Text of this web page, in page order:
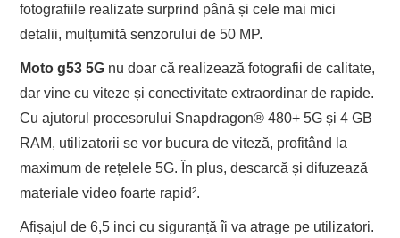
fotografiile realizate surprind până și cele mai mici
detalii, mulțumită senzorului de 50 MP.
Moto g53 5G nu doar că realizează fotografii de calitate,
dar vine cu viteze și conectivitate extraordinar de rapide.
Cu ajutorul procesorului Snapdragon® 480+ 5G și 4 GB
RAM, utilizatorii se vor bucura de viteză, profitând la
maximum de rețelele 5G. În plus, descarcă și difuzează
materiale video foarte rapid².
Afișajul de 6,5 inci cu siguranță îi va atrage pe utilizatori.